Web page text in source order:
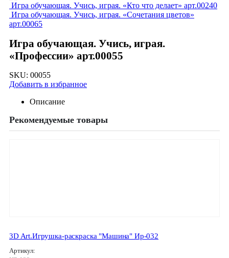
Игра обучающая. Учись, играя. «Кто что делает» арт.00240
Игра обучающая. Учись, играя. «Сочетания цветов»
арт.00065
Игра обучающая. Учись, играя.
«Профессии» арт.00055
SKU: 00055
Добавить в избранное
Описание
Рекомендуемые товары
3D Art.Игрушка-раскраска "Машина" Ир-032
Артикул: